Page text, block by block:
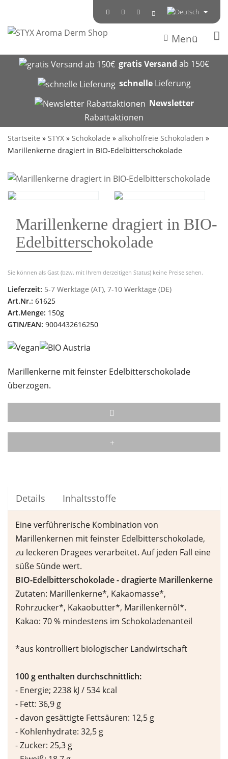
Menü
gratis Versand ab 150€
schnelleLieferung
Newsletter
Rabattaktionen
Startseite » STYX » Schokolade » alkoholfreie Schokoladen »
Marillenkerne dragiert in BIO-Edelbitterschokolade
Marillenkerne dragiert in BIO-
Edelbitterschokolade
Sie können als Gast (bzw. mit Ihrem derzeitigen Status) keine Preise sehen.
Lieferzeit: 5-7 Werktage (AT), 7-10 Werktage (DE)
Art.Nr.: 61625
Art.Menge: 150g
GTIN/EAN: 9004432616250
Marillenkerne mit feinster Edelbitterschokolade
überzogen.
Details Inhaltsstoffe
Eine verführerische Kombination von
Marillenkernen mit feinster Edelbitterschokolade,
zu leckeren Dragees verarbeitet. Auf jeden Fall eine
süße Sünde wert.
BIO-Edelbitterschokolade - dragierte Marillenkerne
Zutaten: Marillenkerne*, Kakaomasse*,
Rohrzucker*, Kakaobutter*, Marillenkernöl*.
Kakao: 70 % mindestens im Schokoladenanteil
*aus kontrolliert biologischer Landwirtschaft
100 g enthalten durchschnittlich:
- Energie; 2238 kJ / 534 kcal
- Fett: 36,9 g
- davon gesättigte Fettsäuren: 12,5 g
- Kohlenhydrate: 32,5 g
- Zucker: 25,3 g